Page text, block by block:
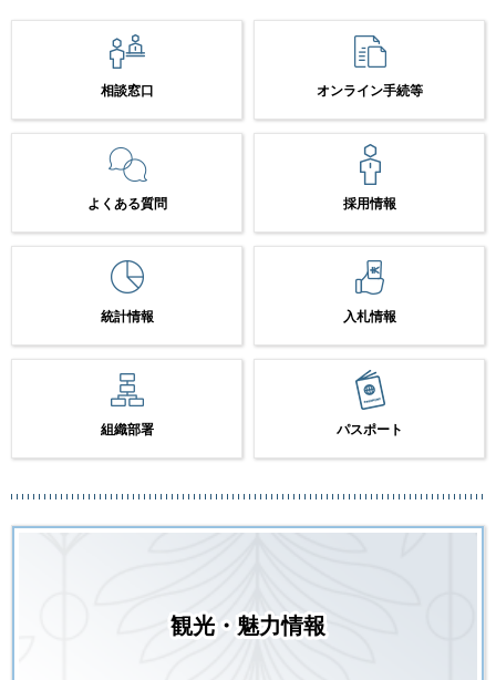
相談窓口 オンライン手続等
よくある質問 採用情報
統計情報 入札情報
組織部署 パスポート
観光・魅力情報